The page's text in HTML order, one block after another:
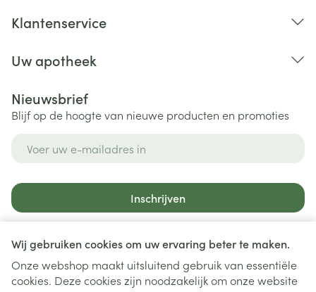
Wij gebruiken cookies om uw ervaring beter te maken.
Onze webshop maakt uitsluitend gebruik van essentiële
cookies. Deze cookies zijn noodzakelijk om onze website
Klantenservice
Uw apotheek
Nieuwsbrief
Blijf op de hoogte van nieuwe producten en promoties
Inschrijven
nieuwsbrief en gaat u akkoord met onzeprivacy policy.